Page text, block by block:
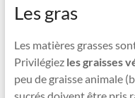
Les gras
Les matières grasses
Privilégiez les graisses
peu de graisse animale
sucrés doivent être pris